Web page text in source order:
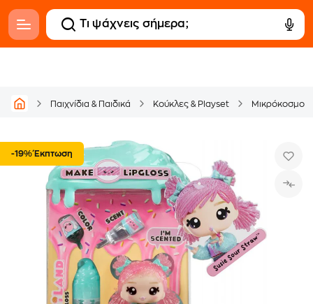
Παιχνίδια & Παιδικά Κούκλες & Playset Μικρόκοσμος
-19% Έκπτωση